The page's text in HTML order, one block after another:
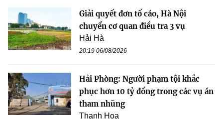
Giải quyết đơn tố cáo, Hà Nội
chuyển cơ quan điều tra 3 vụ
Hải Hà
20:19 06/08/2026
Hải Phòng: Người phạm tội khắc
phục hơn 10 tỷ đồng trong các vụ án
tham nhũng
Thanh Hoa